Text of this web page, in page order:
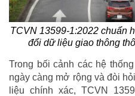
TCVN 13599-1:2022 chuẩn
đổi dữ liệu giao thông
Trong bối cảnh các hệ
ngày càng mở rộng và đòi
liệu chính xác, TCVN